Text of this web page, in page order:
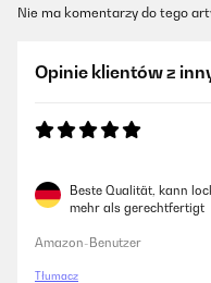
Nie ma komentarzy do tego
Opinie klientów z
Beste Qualität, kann
mehr als gerechtfertigt
Amazon-Benutzer
Tłumacz